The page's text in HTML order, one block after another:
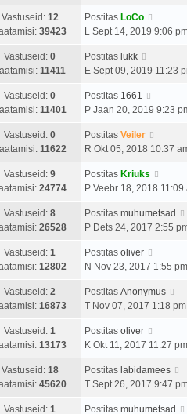
Vastuseid: 12
39423
Postitas LoCo
L Sept 14, 2019 9:06
Vastuseid: 0
11411
Postitas lukk
E Sept 09, 2019 11:23
Vastuseid: 0
11401
Postitas 1661
P Jaan 20, 2019 9:23
Vastuseid: 0
11622
Postitas Veiler
R Okt 05, 2018 10:37
Vastuseid: 9
24774
Postitas Kriuks
P Veebr 18, 2018 11:09
Vastuseid: 8
26528
Postitas muhumetsad
P Dets 24, 2017 2:55
Vastuseid: 1
12802
Postitas oliver
N Nov 23, 2017 1:55 pm
Vastuseid: 2
16873
Postitas Anonymus
T Nov 07, 2017 1:18 pm
Vastuseid: 1
13173
Postitas oliver
K Okt 11, 2017 11:27 pm
Vastuseid: 18
45620
Postitas labidamees
T Sept 26, 2017 9:47
Vastuseid: 1
Postitas muhumetsad